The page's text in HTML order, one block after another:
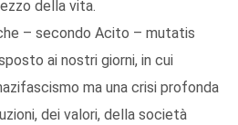
della vita.
– secondo Acito – mutatis
ai nostri giorni, in cui
ma una crisi profonda
dei valori, della società